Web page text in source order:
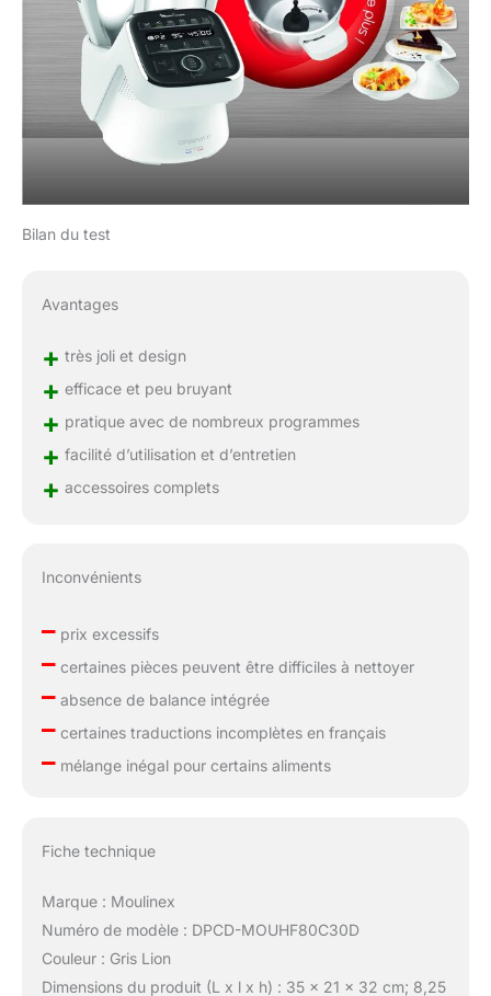
Bilan du test
Avantages
+ très joli et design
+ efficace et peu bruyant
+ pratique avec de nombreux programmes
+ facilité d’utilisation et d’entretien
+ accessoires complets
Inconvénients
–prix excessifs
–certaines pièces peuvent être difficiles à nettoyer
–absence de balance intégrée
–certaines traductions incomplètes en français
–mélange inégal pour certains aliments
Fiche technique
Marque : Moulinex
Numéro de modèle : DPCD-MOUHF80C30D
Couleur : Gris Lion
Dimensions du produit (L x l x h) : 35 x 21 x 32 cm; 8,25